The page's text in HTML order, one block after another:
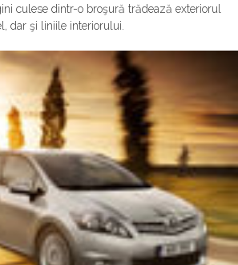
culese dintr-o broşură trădează exteriorul
dar şi liniile interiorului.